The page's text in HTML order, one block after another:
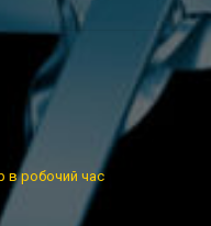
в робочий час